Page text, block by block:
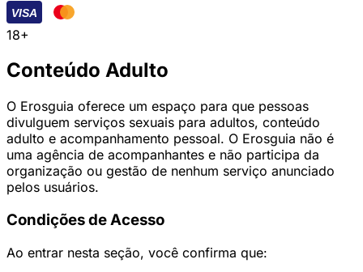
VISA
18+
Conteúdo Adulto
O Erosguia oferece um espaço para que pessoas
divulguem serviços sexuais para adultos, conteúdo
adulto e acompanhamento pessoal. O Erosguia não é
uma agência de acompanhantes e não participa da
organização ou gestão de nenhum serviço anunciado
pelos usuários.
Condições de Acesso
Ao entrar nesta seção, você confirma que: